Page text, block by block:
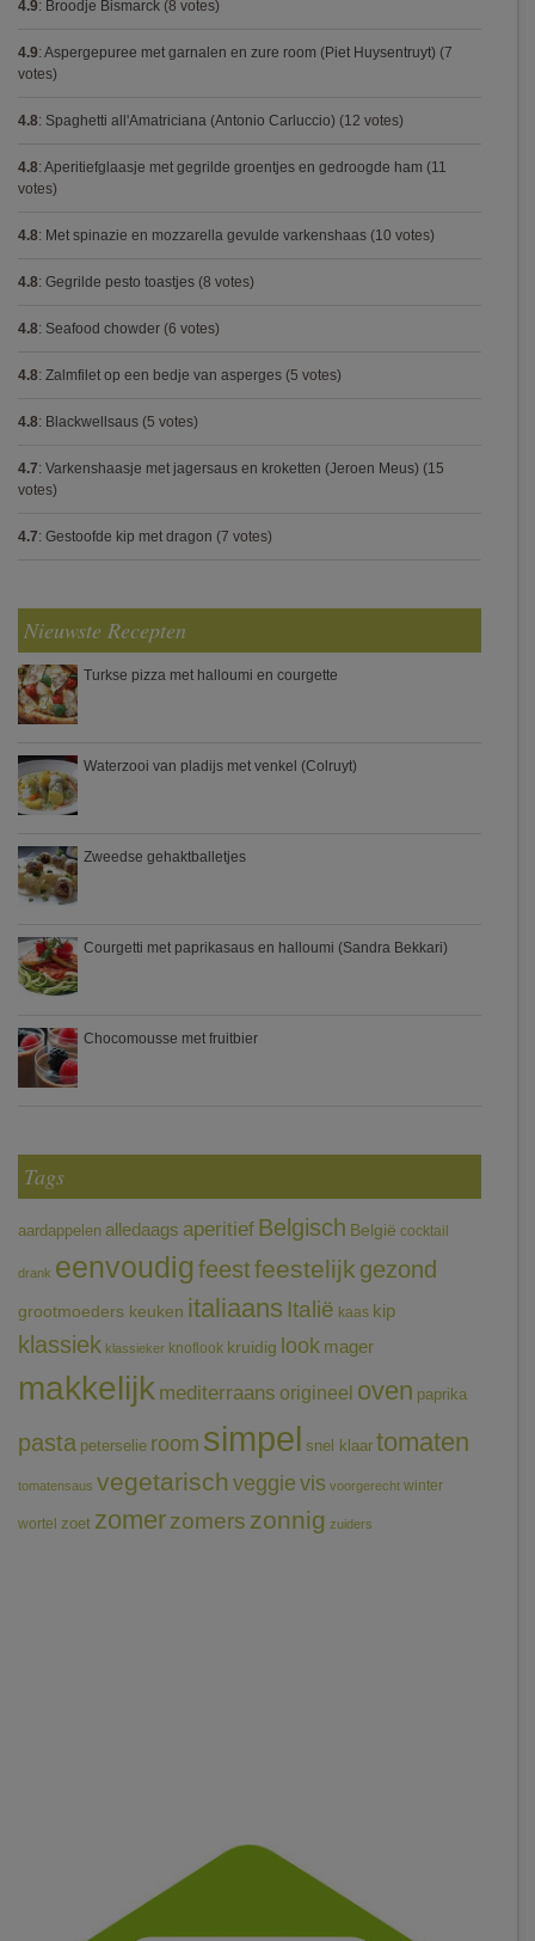
4.9: Broodje Bismarck (8 votes)
4.9: Aspergepuree met garnalen en zure room (Piet Huysentruyt) (7
votes)
4.8: Spaghetti all'Amatriciana (Antonio Carluccio) (12 votes)
4.8: Aperitiefglaasje met gegrilde groentjes en gedroogde ham (11
votes)
4.8: Met spinazie en mozzarella gevulde varkenshaas (10 votes)
4.8: Gegrilde pesto toastjes (8 votes)
4.8: Seafood chowder (6 votes)
4.8: Zalmfilet op een bedje van asperges (5 votes)
4.8: Blackwellsaus (5 votes)
4.7: Varkenshaasje met jagersaus en kroketten (Jeroen Meus) (15
votes)
4.7: Gestoofde kip met dragon (7 votes)
Nieuwste Recepten
Turkse pizza met halloumi en courgette
Waterzooi van pladijs met venkel (Colruyt)
Zweedse gehaktballetjes
Courgetti met paprikasaus en halloumi (Sandra Bekkari)
Chocomousse met fruitbier
Tags
aardappelen alledaags aperitief Belgisch België cocktail
drank eenvoudigfeestfeestelijk gezond
grootmoeders keuken italiaans Italië kaas kip
klassiek klassieker knoflook kruidig look mager
makkelijk mediterraans origineel oven paprika
pasta peterselie room simpel snel klaar tomaten
tomatensaus vegetarischveggie vis voorgerecht winter
wortel zoet zomerzomers zonnig zuiders